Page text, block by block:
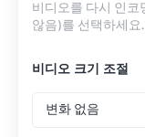
비디오를 다시 인코
않음)를 선택하세요.
비디오 크기 조절
변화 없음